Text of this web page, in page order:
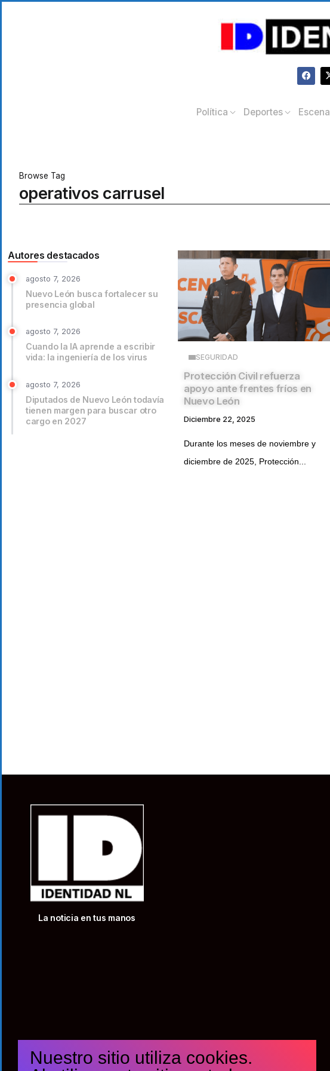
Política Deportes Escena
Browse Tag
operativos carrusel
Autores destacados
agosto 7, 2026
Nuevo León busca fortalecer su
presencia global
agosto 7, 2026
Cuando la IA aprende a escribir
vida: la ingeniería de los virus
agosto 7, 2026
Diputados de Nuevo León todavía
tienen margen para buscar otro
cargo en 2027
SEGURIDAD
Protección Civil refuerza
apoyo ante frentes fríos en
Nuevo León
Diciembre 22, 2025
Durante los meses de noviembre y
diciembre de 2025, Protección...
La noticia en tus manos
Nuestro sitio utiliza cookies.